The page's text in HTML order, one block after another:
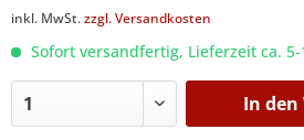
inkl. MwSt.zzgl. Versandkosten
Sofort versandfertig, Lieferzeit ca.
In den